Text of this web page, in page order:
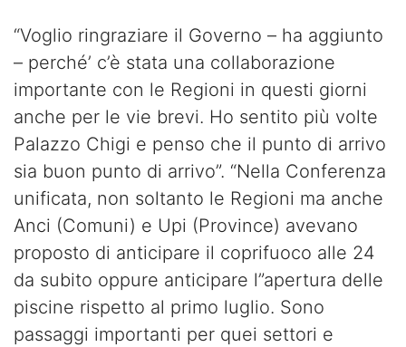
“Voglio ringraziare il Governo – ha aggiunto
– perché’ c’è stata una collaborazione
importante con le Regioni in questi giorni
anche per le vie brevi. Ho sentito più volte
Palazzo Chigi e penso che il punto di arrivo
sia buon punto di arrivo”. “Nella Conferenza
unificata, non soltanto le Regioni ma anche
Anci (Comuni) e Upi (Province) avevano
proposto di anticipare il coprifuoco alle 24
da subito oppure anticipare l”apertura delle
piscine rispetto al primo luglio. Sono
passaggi importanti per quei settori e